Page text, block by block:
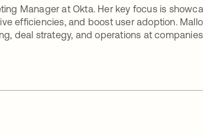
Manager at Okta. Her key focus is
efficiencies, and boost user adoption.
deal strategy, and operations at